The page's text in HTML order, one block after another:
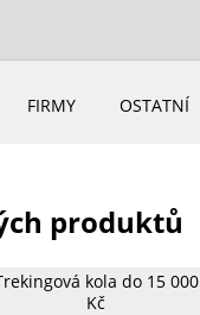
FIRMY OSTATNÍ
produktů
kola do 15 000
Kč